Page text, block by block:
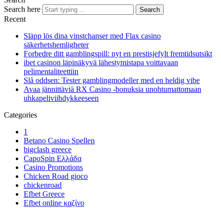
Search here
Search
Recent
Släpp lös dina vinstchanser med Flax casino
säkerhetshemligheter
Forbedre ditt gamblingspill: nyt en prestisjefylt fremtidsutsikt
ibet casinon läpinäkyvä lähestymistapa voittavaan
pelimentaliteettiin
Slå oddsen: Tester gamblingmodeller med en heldig vibe
Avaa jännittäviä RX Casino -bonuksia unohtumattomaan
uhkapeliviihdykkeeseen
Categories
1
Betano Casino Spellen
bigclash greece
CapoSpin Ελλάδα
Casino Promotions
Chicken Road gioco
chickenroad
Efbet Greece
Efbet online καζίνο